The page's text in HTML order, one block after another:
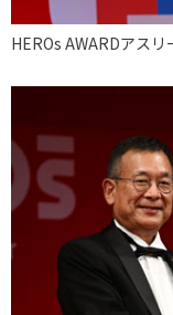
HEROs AWARDアスリ